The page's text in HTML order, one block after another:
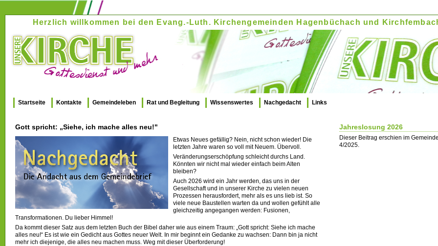
Herzlich willkommen bei den Evang.-Luth. Kirchengemeinden Hagenbüchach und
Startseite Kontakte Gemeindeleben Rat und Begleitung Wissenswertes Nachgedacht Links
Gott spricht: „Siehe, ich mache alles neu!"
Etwas Neues gefällig? Nein, nicht schon wieder! Die
letzten Jahre waren so voll mit Neuem. Übervoll.
Veränderungserschöpfung schleicht durchs Land.
Könnten wir nicht mal wieder einfach beim Alten
bleiben?
Auch 2026 wird ein Jahr werden, das uns in der
Gesellschaft und in unserer Kirche zu vielen neuen
Prozessen herausfordert, mehr als es uns lieb ist. So
viele neue Baustellen warten da und wollen gefühlt alle
gleichzeitig angegangen werden: Fusionen,
Transformationen. Du lieber Himmel!
Da kommt dieser Satz aus dem letzten Buch der Bibel daher wie aus einem Traum: „Gott spricht: Siehe ich mache
alles neu!“ Es ist wie ein Gedicht aus Gottes neuer Welt. In mir beginnt ein Gedanke zu wachsen: Dann bin ja nicht
mehr ich diejenige, die alles neu machen muss. Weg mit dieser Überforderung!
Jahreslosung 2026
Dieser Beitrag erschien im
4/2025.